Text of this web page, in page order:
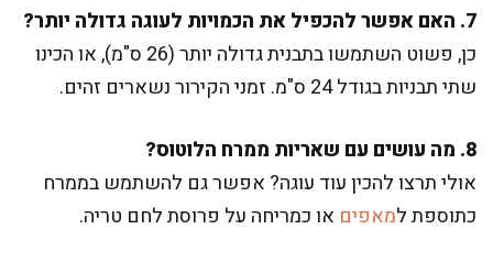
7. האם אפשר להכפיל את הכמויות לעוגה גדולה יותר?
כן, פשוט השתמשו בתבנית גדולה יותר (26 ס"מ), או הכינו
שתי תבניות בגודל 24 ס"מ. זמני הקירור נשארים זהים.
8. מה עושים עם שאריות ממרח הלוטוס?
אולי תרצו להכין עוד עוגה? אפשר גם להשתמש בממרח
כתוספת למאפים או כמריחה על פרוסת לחם טריה.